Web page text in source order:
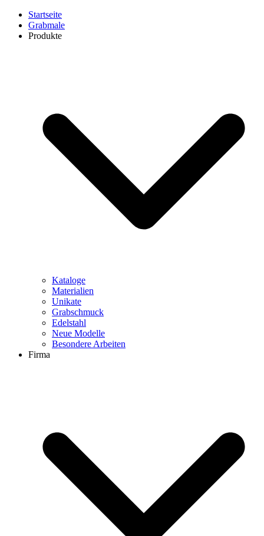
Startseite
Grabmale
Produkte
Kataloge
Materialien
Unikate
Grabschmuck
Edelstahl
Neue Modelle
Besondere Arbeiten
Firma